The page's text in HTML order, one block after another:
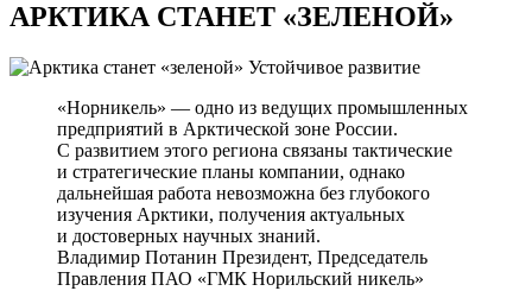
АРКТИКА СТАНЕТ «ЗЕЛЕНОЙ»
Устойчивое развитие
«Норникель» — одно из ведущих промышленных
предприятий в Арктической зоне России.
С развитием этого региона связаны тактические
и стратегические планы компании, однако
дальнейшая работа невозможна без глубокого
изучения Арктики, получения актуальных
и достоверных научных знаний.
Владимир Потанин Президент, Председатель
Правления ПАО «ГМК Норильский никель»